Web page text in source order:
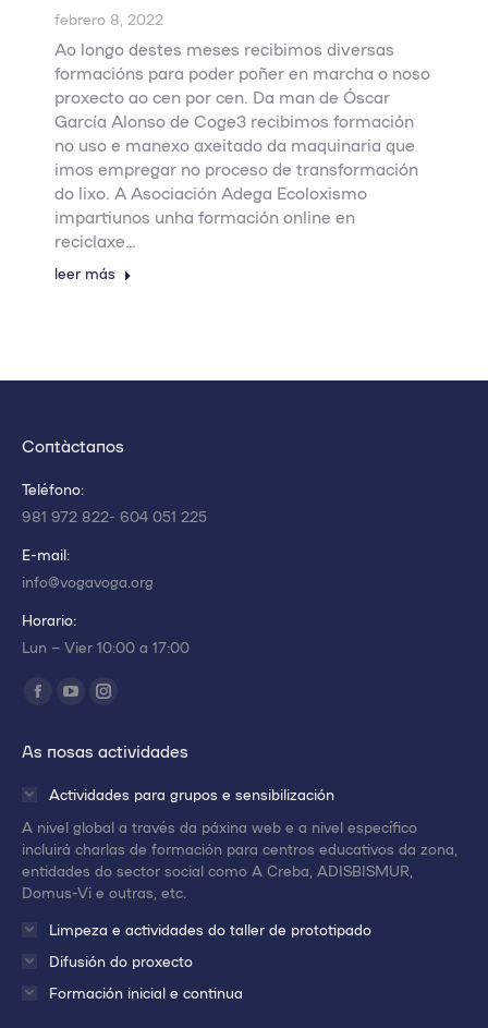
febrero 8, 2022
Ao longo destes meses recibimos diversas
formacións para poder poñer en marcha o noso
proxecto ao cen por cen. Da man de Óscar
García Alonso de Coge3 recibimos formación
no uso e manexo axeitado da maquinaria que
imos empregar no proceso de transformación
do lixo. A Asociación Adega Ecoloxismo
impartiunos unha formación online en
reciclaxe…
leer más
Contáctanos
Teléfono:
981 972 822- 604 051 225
E-mail:
info@vogavoga.org
Horario:
Lun – Vier 10:00 a 17:00
Encuéntranos en:
Abrir
en
una
ventana/pestaña
Abrir
en
una
ventana/pestaña
Abrir
en
una
ventana/pestaña
As nosas actividades
Actividades para grupos e sensibilización
A nivel global a través da páxina web e a nivel específico
incluirá charlas de formación para centros educativos da zona,
entidades do sector social como A Creba, ADISBISMUR,
Domus-Vi e outras, etc.
Limpeza e actividades do taller de prototipado
Difusión do proxecto
Formación inicial e continua